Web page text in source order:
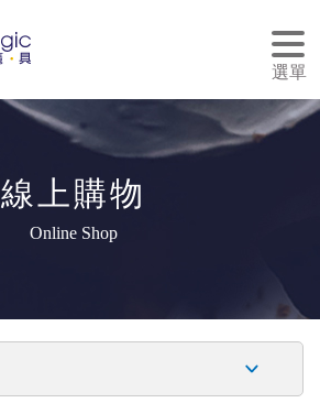
選單
線上購物
Online Shop